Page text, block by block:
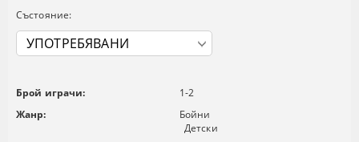
Състояние:
Брой играчи:
1-2
Жанр:
Бойни
Детски